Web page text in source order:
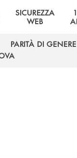
SICUREZZA
WEB
PARITÀ DI GENERE
PARITÀ DI GENERE